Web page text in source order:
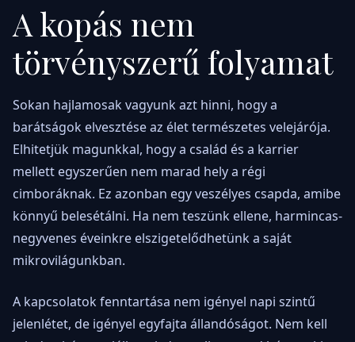
A kopás nem
törvényszerű folyamat
Sokan hajlamosak vagyunk azt hinni, hogy a
barátságok elvesztése az élet természetes velejárója.
Elhitetjük magunkkal, hogy a család és a karrier
mellett egyszerűen nem marad hely a régi
cimboráknak. Ez azonban egy veszélyes csapda, amibe
könnyű belesétálni. Ha nem teszünk ellene, harmincas-
negyvenes éveinkre elszigetelődhetünk a saját
mikrovilágunkban.
A kapcsolatok fenntartása nem igényel napi szintű
jelenlétet, de igényel egyfajta állandóságot. Nem kell